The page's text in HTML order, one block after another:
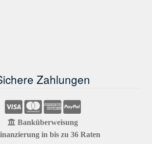
Zahlungen
Banküberweisung
in bis zu 36 Raten